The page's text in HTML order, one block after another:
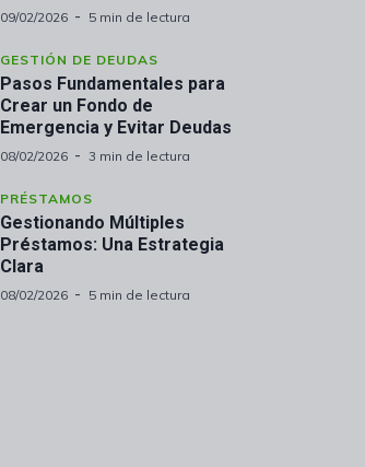
09/02/2026 5 min de lectura
GESTIÓN DE DEUDAS
Pasos Fundamentales para
Crear un Fondo de
Emergencia y Evitar Deudas
08/02/2026 3 min de lectura
PRÉSTAMOS
Gestionando Múltiples
Préstamos: Una Estrategia
Clara
08/02/2026 5 min de lectura